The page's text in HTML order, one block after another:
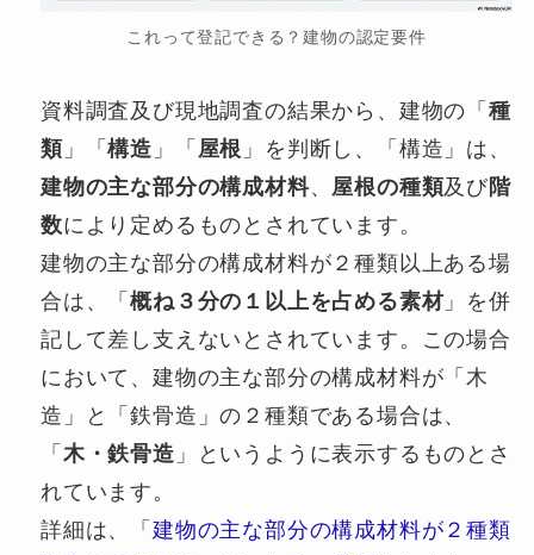
これって登記できる？建物の認定要件
資料調査及び現地調査の結果から、建物の「種
類 」「構造 」「 屋根 」を判断し、「構造」は、
建物の主な部分の構成材料、 屋根の種類及び階
数により定めるものとされています。
建物の主な部分の構成材料が２種類以上ある場
合は、「概ね３分の１以上を占める素材」を併
記して差し支えないとされています。この場合
において、建物の主な部分の構成材料が「木
造」と「鉄骨造」の２種類である場合は、
「 木・鉄骨造 」というように表示するものとさ
れています。
詳細は、「 建物の主な部分の構成材料が２種類